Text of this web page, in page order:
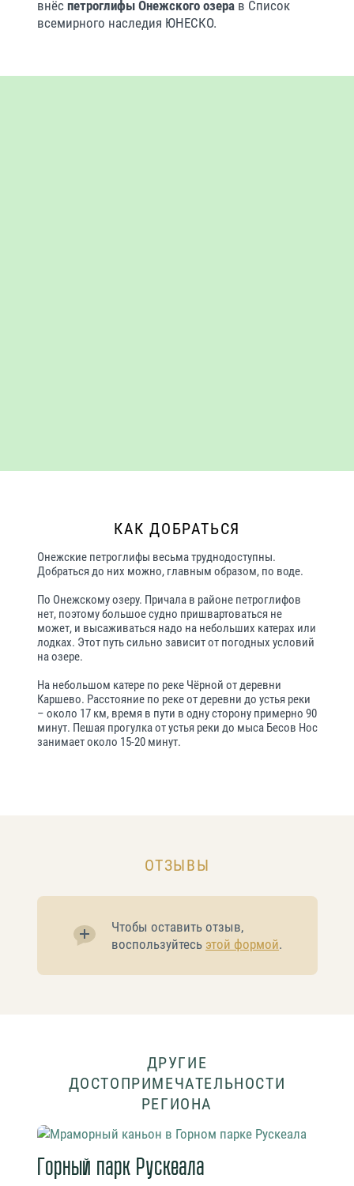
внёс петроглифы Онежского озерав Список
всемирного наследия ЮНЕСКО.
КАК ДОБРАТЬСЯ
Онежские петроглифы весьма труднодоступны.
Добраться до них можно, главным образом, по воде.
По Онежскому озеру. Причала в районе петроглифов
нет, поэтому большое судно пришвартоваться не
может, и высаживаться надо на небольших катерах или
лодках. Этот путь сильно зависит от погодных условий
на озере.
На небольшом катере по реке Чёрной от деревни
Каршево. Расстояние по реке от деревни до устья реки
– около 17 км, время в пути в одну сторону примерно 90
минут. Пешая прогулка от устья реки до мыса Бесов Нос
занимает около 15-20 минут.
ОТЗЫВЫ
Чтобы оставить отзыв,
воспользуйтесь этой формой.
ДРУГИЕ
ДОСТОПРИМЕЧАТЕЛЬНОСТИ
РЕГИОНА
Горный парк Рускеала